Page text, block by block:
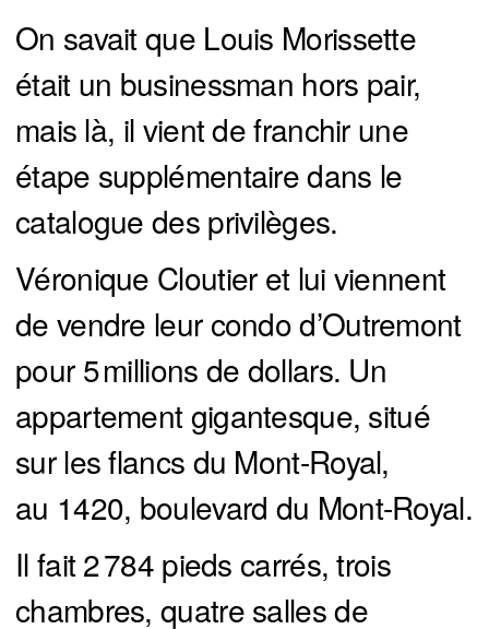
On savait que Louis Morissette
était un businessman hors pair,
mais là, il vient de franchir une
étape supplémentaire dans le
catalogue des privilèges.
Véronique Cloutier et lui viennent
de vendre leur condo d’Outremont
pour 5 millions de dollars. Un
appartement gigantesque, situé
sur les flancs du Mont-Royal,
au 1420, boulevard du Mont-Royal.
Il fait 2 784 pieds carrés, trois
chambres, quatre salles de